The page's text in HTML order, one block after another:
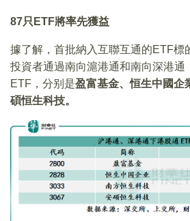
87只ETF將率先獲益
據了解，首批納入互聯互通的ETF標
投資者通過南向滬港通和南向深港通
ETF，分别是盈富基金、恒生中國企
碩恒生科技。